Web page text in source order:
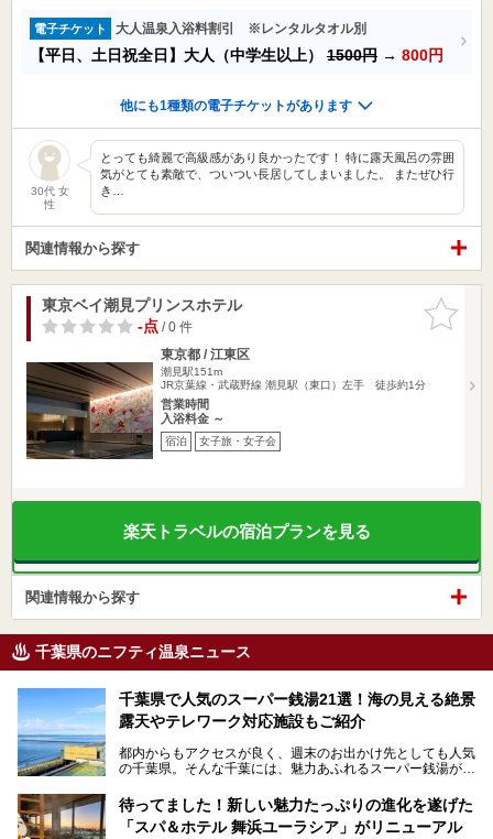
電子チケット 大人温泉入浴料割引 ※レンタルタオル別
【平日、土日祝全日】大人（中学生以上） 1500円 → 800円
他にも1種類の電子チケットがあります
30代 女
性
とっても綺麗で高級感があり良かったです！ 特に露天風呂の雰囲
気がとても素敵で、ついつい長居してしまいました。 またぜひ行
き…
関連情報から探す
お気に入
りに追加
東京ベイ潮見プリンスホテル
-点/ 0 件
東京都 / 江東区
潮見駅151m
JR京葉線・武蔵野線 潮見駅（東口）左手 徒歩約1分
営業時間
入浴料金 ～
宿泊 女子旅・女子会
楽天トラベルの宿泊プランを見る
関連情報から探す
千葉県のニフティ温泉ニュース
千葉県で人気のスーパー銭湯21選！海の見える絶景
露天やテレワーク対応施設もご紹介
都内からもアクセスが良く、週末のお出かけ先としても人気
の千葉県。そんな千葉には、魅力あふれるスーパー銭湯がた
「サウナでしっかりととのいたい」「海が見える絶景で非日
常を味わいたい」「子連れでも気兼ねなく1日過ごした
待ってました！新しい魅力たっぷりの進化を遂げた
「スパ＆ホテル 舞浜ユーラシア」がリニューアル